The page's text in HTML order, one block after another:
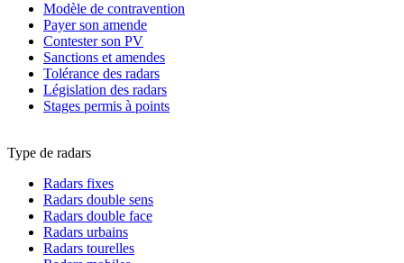
Modèle de contravention
Payer son amende
Contester son PV
Sanctions et amendes
Tolérance des radars
Législation des radars
Stages permis à points
Type de radars
Radars fixes
Radars double sens
Radars double face
Radars urbains
Radars tourelles